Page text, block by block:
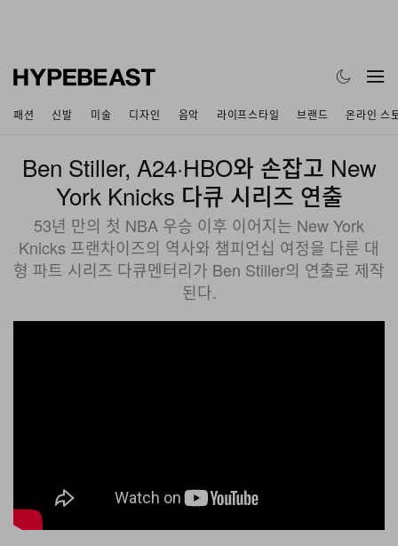
패션 신발 미술 디자인 음악 라이프스타일 브랜드 온라인 스
Ben Stiller, A24·HBO와 손잡고 New
York Knicks 다큐 시리즈 연출
53년 만의 첫 NBA 우승 이후 이어지는 New York
Knicks 프랜차이즈의 역사와 챔피언십 여정을 다룬 대
형 파트 시리즈 다큐멘터리가 Ben Stiller의 연출로 제작
된다.